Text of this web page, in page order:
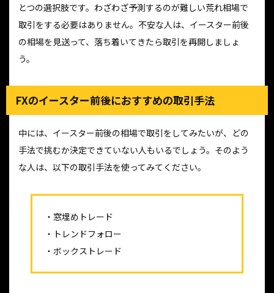
とつの選択肢です。わざわざ予測するのが難しい荒れ相場で
取引をする必要はありません。不安な人は、イースター前後
の相場を見送って、落ち着いてきたら取引を再開しましょ
う。
FXのイースター前後におすすめの取引手法
中には、イースター前後の相場で取引をしてみたいが、どの
手法で挑むか決定できていない人もいるでしょう。そのよう
な人は、以下の取引手法を使ってみてください。
・窓埋めトレード
・トレンドフォロー
・ボックストレード